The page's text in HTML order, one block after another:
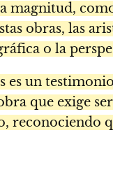
magnitud,
obras, las
o la
es un
que exige